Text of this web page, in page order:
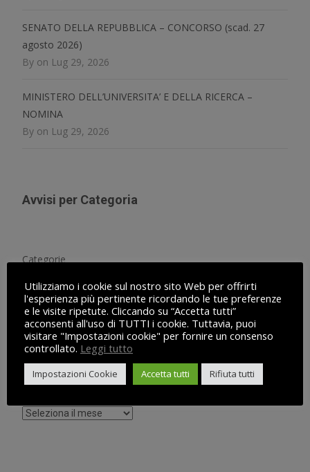
SENATO DELLA REPUBBLICA – CONCORSO (scad. 27
agosto 2026)
By on Lug 29, 2026
MINISTERO DELL’UNIVERSITA’ E DELLA RICERCA –
NOMINA
By on Lug 29, 2026
Avvisi per Categoria
Categorie
Cronologia Avvisi
Utilizziamo i cookie sul nostro sito Web per offrirti
l'esperienza più pertinente ricordando le tue preferenze
e le visite ripetute. Cliccando su “Accetta tutti”
acconsenti all'uso di TUTTI i cookie. Tuttavia, puoi
visitare "Impostazioni cookie" per fornire un consenso
controllato. Leggi tutto
Impostazioni Cookie Accetta tutti Rifiuta tutti